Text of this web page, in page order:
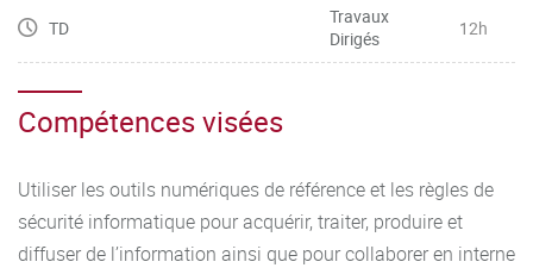
TD
Travaux
Dirigés
12h
Compétences visées
Utiliser les outils numériques de référence et les règles de
sécurité informatique pour acquérir, traiter, produire et
diffuser de l’information ainsi que pour collaborer en interne